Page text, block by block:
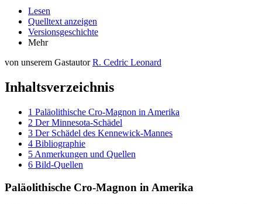
Lesen
Quelltext anzeigen
Versionsgeschichte
Mehr
von unserem GastautorR. Cedric Leonard
Inhaltsverzeichnis
1 Paläolithische Cro-Magnon in Amerika
2 Der Minnesota-Schädel
3 Der Schädel des Kennewick-Mannes
4 Bibliographie
5 Anmerkungen und Quellen
6 Bild-Quellen
Paläolithische Cro-Magnon in Amerika